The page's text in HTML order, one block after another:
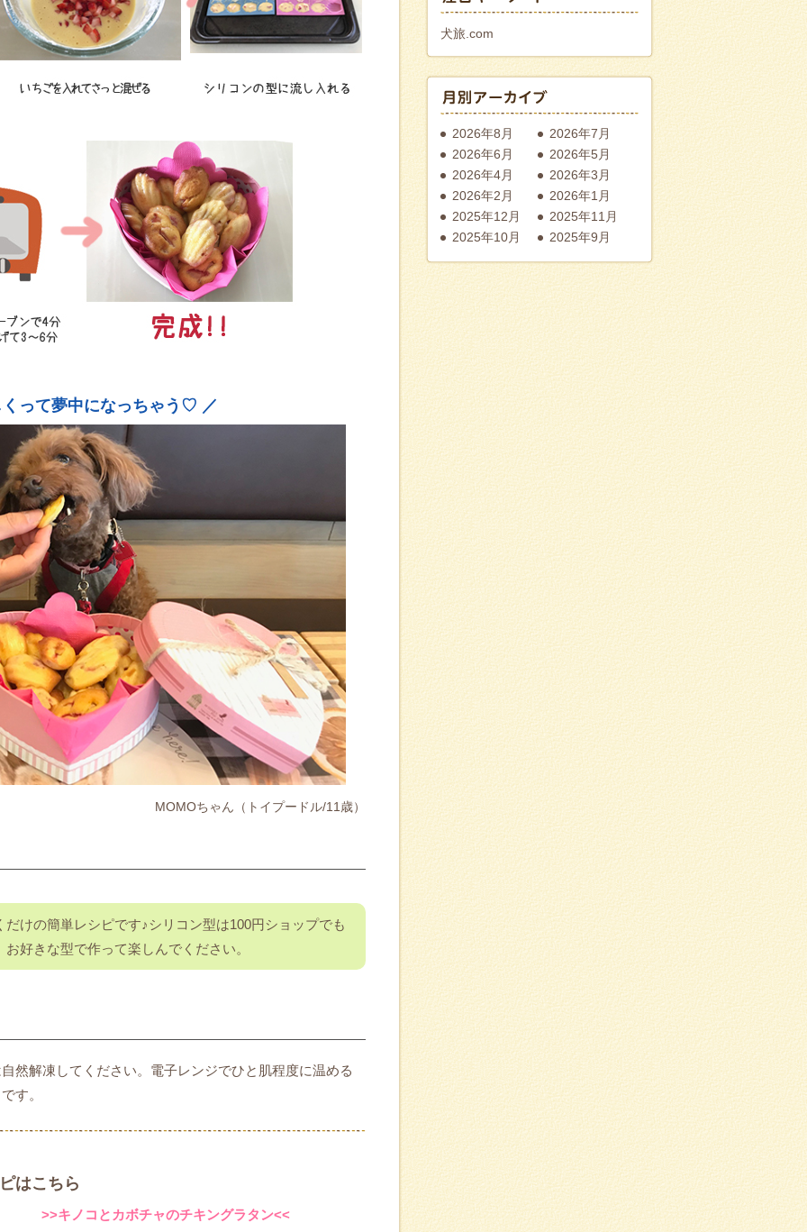
って夢中になっちゃう♡ ／
MOMOちゃん（トイプードル/11歳）
だけの簡単レシピです♪シリコン型は100円ショップでも
好きな型で作って楽しんでください。
然解凍してください。電子レンジでひと肌程度に温める
す。
はこちら
>>キノコとカボチャのチキングラタン<<
犬旅.com
2026年8月
2026年7月
2026年6月
2026年5月
2026年4月
2026年3月
2026年2月
2026年1月
2025年12月
2025年11月
2025年10月
2025年9月